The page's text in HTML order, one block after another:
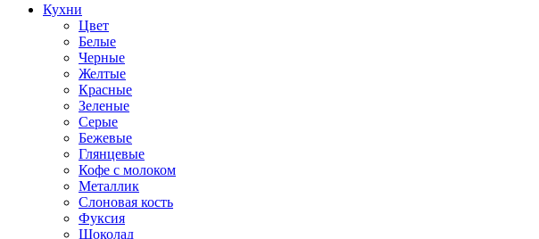
Кухни
Цвет
Белые
Черные
Желтые
Красные
Зеленые
Серые
Бежевые
Глянцевые
Кофе с молоком
Металлик
Слоновая кость
Фуксия
Шоколад